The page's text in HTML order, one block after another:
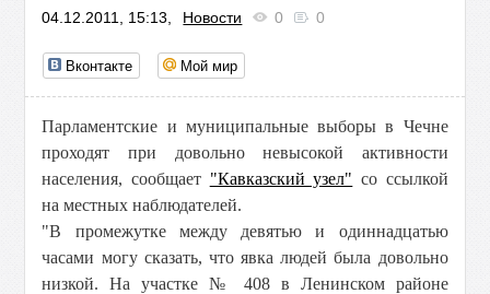
04.12.2011, 15:13, Новости 0 0
Вконтакте Мой мир
Парламентские и муниципальные выборы в Чечне
проходят при довольно невысокой активности
населения, сообщает "Кавказский узел" со ссылкой
на местных наблюдателей.
"В промежутке между девятью и одиннадцатью
часами могу сказать, что явка людей была довольно
низкой. На участке № 408 в Ленинском районе